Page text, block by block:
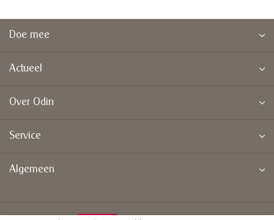
Doe mee
Actueel
Over Odin
Service
Algemeen